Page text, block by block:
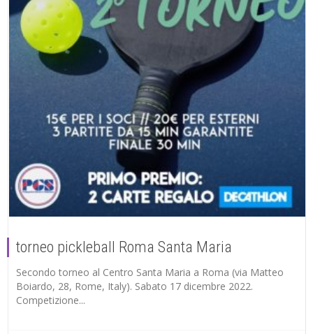
torneo pickleball Roma Santa Maria
Secondo torneo al Centro Santa Maria a Roma (via Matteo
Boiardo, 28, Rome, Italy). Sabato 17 dicembre 2022.
Competizione...